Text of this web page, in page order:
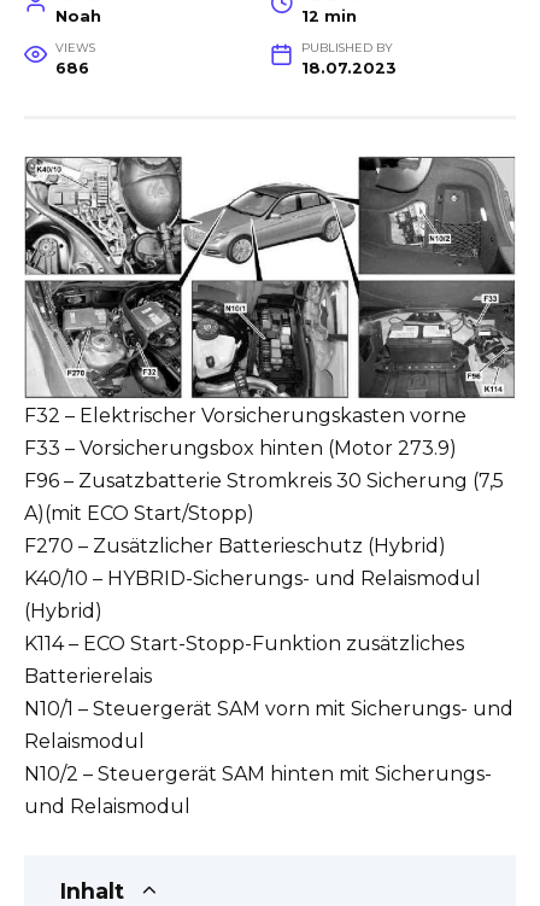
Noah 12 min
VIEWS
686
PUBLISHED BY
18.07.2023
F32 – Elektrischer Vorsicherungskasten vorne
F33 – Vorsicherungsbox hinten (Motor 273.9)
F96 – Zusatzbatterie Stromkreis 30 Sicherung (7,5
A)(mit ECO Start/Stopp)
F270 – Zusätzlicher Batterieschutz (Hybrid)
K40/10 – HYBRID-Sicherungs- und Relaismodul
(Hybrid)
K114 – ECO Start-Stopp-Funktion zusätzliches
Batterierelais
N10/1 – Steuergerät SAM vorn mit Sicherungs- und
Relaismodul
N10/2 – Steuergerät SAM hinten mit Sicherungs-
und Relaismodul
Inhalt